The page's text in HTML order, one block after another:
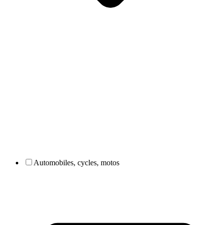
Automobiles, cycles, motos